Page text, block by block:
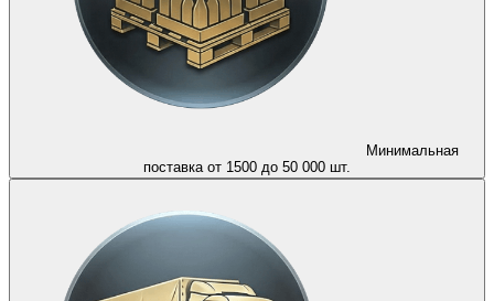
Минимальная
поставка от 1500 до 50 000 шт.